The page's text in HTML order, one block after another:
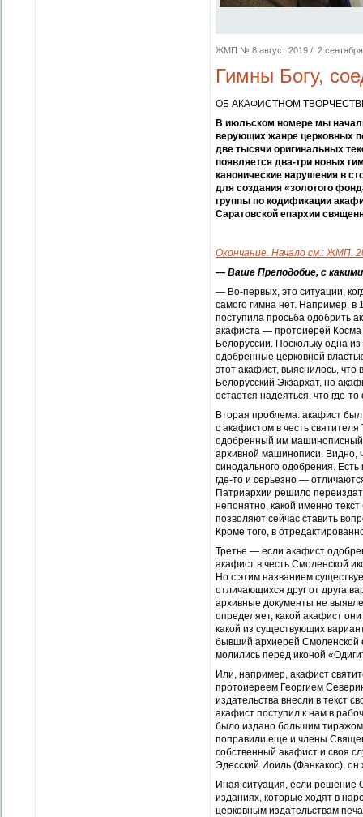
ЖМП № 8 август 2019 / 2 сентября
Гимны Богу,
ОБ АКАФИСТНОМ
В июльском номере мы
верующих жанре церковных
две тысячи оригинальных
появляется два-три новых
канонические нарушения в
для создания «золотого
группы по кодификации
Саратовской епархии
Окончание. Начало см.: ЖМП.
— Ваше Преподобие, с
— Во-первых, это ситуации,
самого гимна нет. Например, в
поступила просьба одобрить
акафиста — протоиерей Косма
Белоруссии. Поскольку одна
одобренные церковной
этот акафист, выяснилось, что
Белорусский Экзархат, но
остается надеяться, что где-
Вторая проблема: акафист
с акафистом в честь
одобренный им машинописный
архивной машинописи. Видно,
синодального одобрения. Есть
где-то и серьезно —
Патриархии решило
непонятно, какой именно
позволяют сейчас ставить
Кроме того, в
Третье — если акафист
акафист в честь Смоленской
Но с этим названием
отличающихся друг от друга
архивные документы не
определяет, какой акафист
какой из существующих
бывший архиерей Смоленской
молились перед иконой
Или, например, акафист
протоиереем Георгием
издательства внесли в текст
акафист поступил к нам в
было издано большим тиражом
поправили еще и члены
собственный акафист и своя
Эдесский Иоиль (Фанкакос),
Иная ситуация, если решение
изданиях, которые ходят в
церковным издательствам